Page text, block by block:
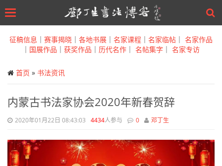
to
Toggle
征稿信息 ｜ 赛事揭晓 ｜ 各地书展 ｜ 名家课程 ｜ 名家临帖 ｜ 名家作品
｜ 国展作品 ｜ 获奖作品 ｜ 历代名作 ｜ 名帖集字 ｜ 名家专访
首页 » 书法资讯
内蒙古书法家协会2020年新春贺辞
2020年01月22日 08:43:03 4434人参与 0 邓丁生